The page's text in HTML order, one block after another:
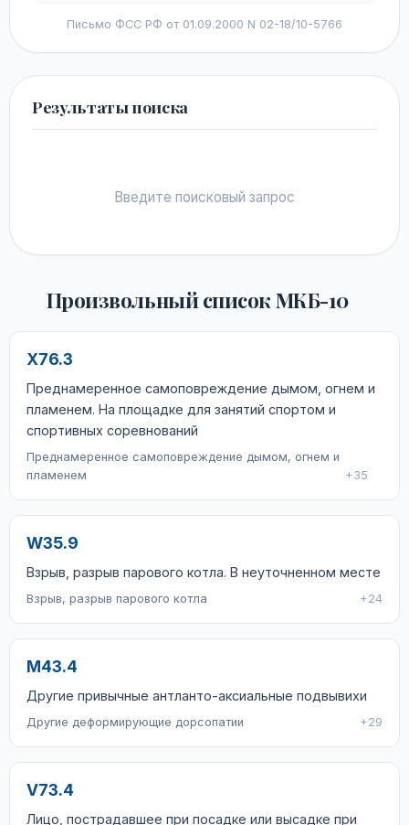
Письмо ФСС РФ от 01.09.2000 N 02-18/10-5766
Результаты поиска
Введите поисковый запрос
Произвольный список МКБ-10
X76.3
Преднамеренное самоповреждение дымом, огнем и
пламенем. На площадке для занятий спортом и
спортивных соревнований
Преднамеренное самоповреждение дымом, огнем и
пламенем
+35
W35.9
Взрыв, разрыв парового котла. В неуточненном месте
Взрыв, разрыв парового котла +24
M43.4
Другие привычные антланто-аксиальные подвывихи
Другие деформирующие дорсопатии +29
V73.4
Лицо, пострадавшее при посадке или высадке при